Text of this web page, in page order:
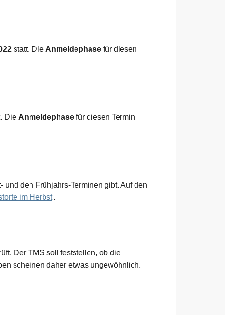
statt. Die Anmeldephase für diesen
Die Anmeldephase für diesen Termin
den Frühjahrs-Terminen gibt. Auf den
im Herbst.
Der TMS soll feststellen, ob die
scheinen daher etwas ungewöhnlich,